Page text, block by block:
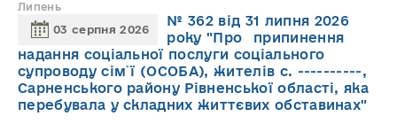
Липень
03 серпня 2026
№ 362 від 31 липня 2026
року "Про припинення
надання соціальної послуги соціального
супроводу cім`ї (ОСОБА), жителів с. ----------,
Сарненського району Рівненської області, яка
перебувала у складних життєвих обставинах"